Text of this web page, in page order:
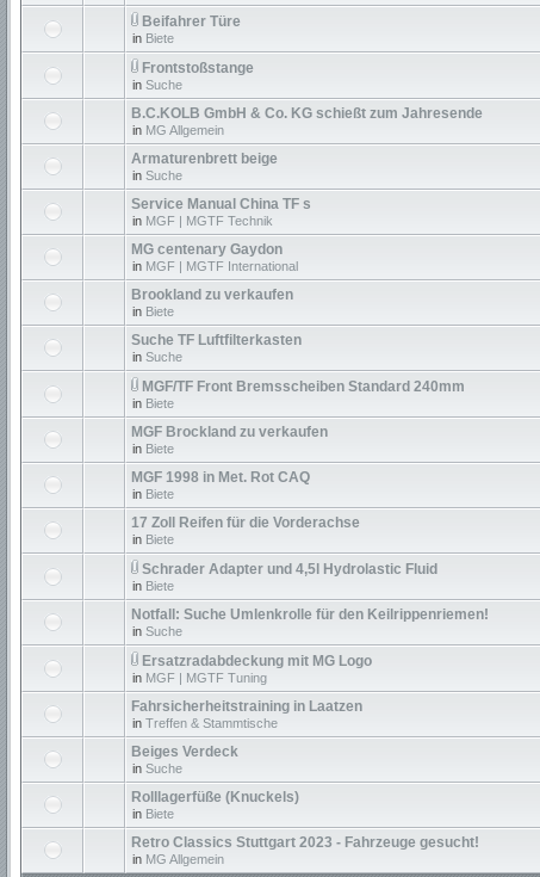
Beifahrer Türe
in Biete
Frontstoßstange
in Suche
B.C.KOLB GmbH & Co. KG schießt zum Jahresende
in MG Allgemein
Armaturenbrett beige
in Suche
Service Manual China TF s
in MGF | MGTF Technik
MG centenary Gaydon
in MGF | MGTF International
Brookland zu verkaufen
in Biete
Suche TF Luftfilterkasten
in Suche
MGF/TF Front Bremsscheiben Standard 240mm
in Biete
MGF Brockland zu verkaufen
in Biete
MGF 1998 in Met. Rot CAQ
in Biete
17 Zoll Reifen für die Vorderachse
in Biete
Schrader Adapter und 4,5l Hydrolastic Fluid
in Biete
Notfall: Suche Umlenkrolle für den Keilrippenriemen!
in Suche
Ersatzradabdeckung mit MG Logo
in MGF | MGTF Tuning
Fahrsicherheitstraining in Laatzen
in Treffen & Stammtische
Beiges Verdeck
in Suche
Rolllagerfüße (Knuckels)
in Biete
Retro Classics Stuttgart 2023 - Fahrzeuge gesucht!
in MG Allgemein